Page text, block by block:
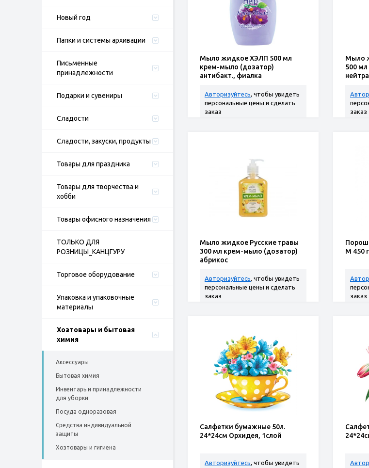
Новый год
Папки и системы архивации
Письменные
принадлежности
Подарки и сувениры
Сладости
Сладости, закуски, продукты
Товары для праздника
Товары для творчества и
хобби
Товары офисного назначения
ТОЛЬКО ДЛЯ
РОЗНИЦЫ_КАНЦГУРУ
Торговое оборудование
Упаковка и упаковочные
материалы
Хозтовары и бытовая
химия
Аксессуары
Бытовая химия
Инвентарь и принадлежности
для уборки
Посуда одноразовая
Средства индивидуальной
защиты
Хозтовары и гигиена
Мыло жидкое ХЭЛП 500 мл
крем-мыло (дозатор)
антибакт., фиалка
Авторизуйтесь, чтобы увидеть
персональные цены и сделать
заказ
Мыло
500
заказ
Мыло жидкое Русские травы
300 мл крем-мыло (дозатор)
абрикос
Авторизуйтесь, чтобы увидеть
персональные цены и сделать
заказ
М 450
заказ
Салфетки бумажные 50л.
24*24см Орхидея, 1слой
Авторизуйтесь, чтобы увидеть